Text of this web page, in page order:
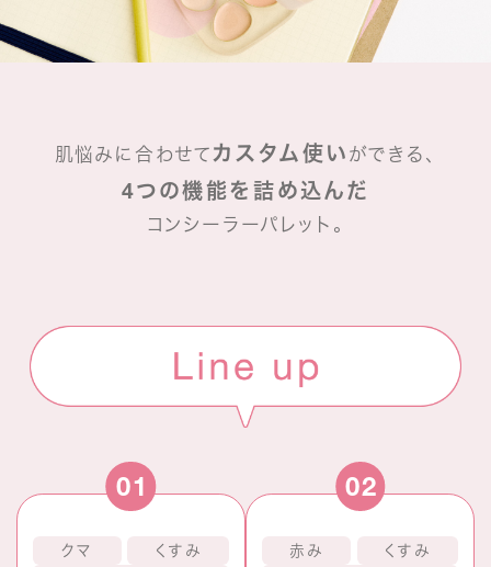
肌悩みに合わせてカスタム使い ができる、
4つの機能を詰め込んだ
コンシーラーパレット。
01
クマ
くすみ
02
赤み
くすみ